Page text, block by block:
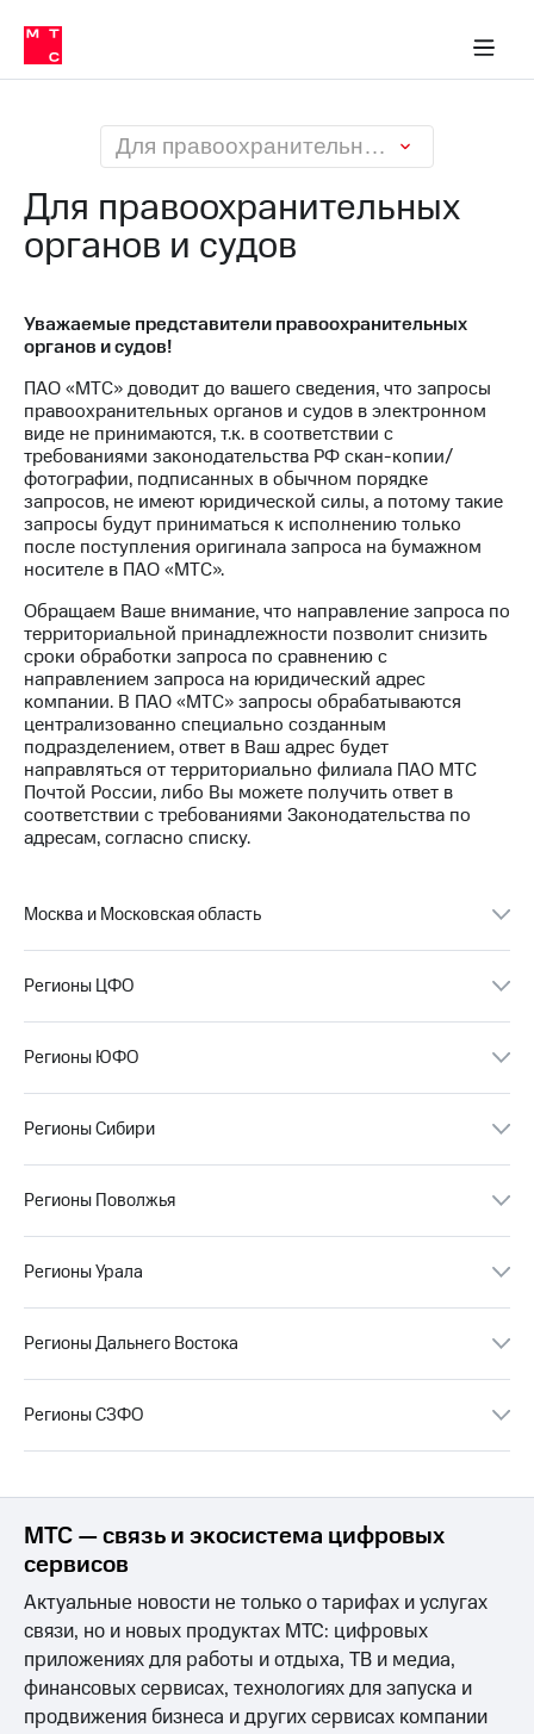
Медиа-центр
и акционерам
Устойчивое развитие
Комплаенс и деловая этика
компании
Стратегия
Карьера
История
компании
региона
информация
Контакты
Медиа-центр
Пресс-
релизы
МТС
Достижения
Интервью
Финансовая
отчетность
Контакты
Новости
Корпоративное
управление
Корпоративный
секретарь
информации
Информация
акционерам
Документы
"МТС"
Собрания
Личный
Акционерный
и
Рынок
Описание
Программа
приобретения
Порядок
выкупа
акций
Дивиденды
Рынок
облигаций
Карьера
в МТС
Пресс-
релизы
Для правоохранительных органов и судов
Для правоохранительных
органов и судов
Уважаемые представители правоохранительных
органов и судов!
ПАО «МТС» доводит до вашего сведения, что запросы
правоохранительных органов и судов в электронном
виде не принимаются, т.к. в соответствии с
требованиями законодательства РФ скан-копии/
фотографии, подписанных в обычном порядке
запросов, не имеют юридической силы, а потому такие
запросы будут приниматься к исполнению только
после поступления оригинала запроса на бумажном
носителе в ПАО «МТС».
Обращаем Ваше внимание, что направление запроса по
территориальной принадлежности позволит снизить
сроки обработки запроса по сравнению с
направлением запроса на юридический адрес
компании. В ПАО «МТС» запросы обрабатываются
централизованно специально созданным
подразделением, ответ в Ваш адрес будет
направляться от территориально филиала ПАО МТС
Почтой России, либо Вы можете получить ответ в
соответствии с требованиями Законодательства по
адресам, согласно списку.
Москва и Московская область
Регионы ЦФО
Регионы ЮФО
Регионы Сибири
Регионы Поволжья
Регионы Урала
Регионы Дальнего Востока
Регионы СЗФО
МТС — связь и экосистема цифровых
сервисов
Актуальные новости не только о тарифах и услугах
связи, но и новых продуктах МТС: цифровых
приложениях для работы и отдыха, ТВ и медиа,
финансовых сервисах, технологиях для запуска и
продвижения бизнеса и других сервисах компании